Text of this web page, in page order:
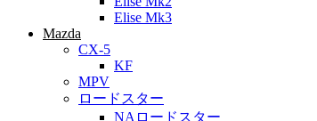
Elise Mk3
Mazda
CX-5
KF
MPV
ロードスター
NAロードスター